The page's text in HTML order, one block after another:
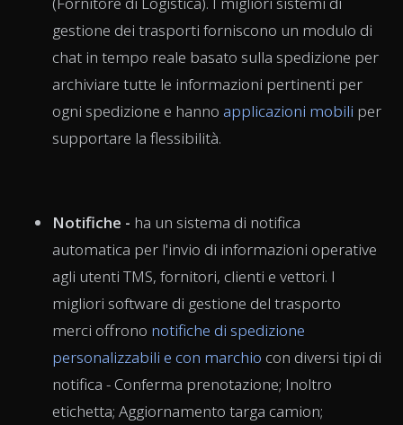
gestione dei trasporti forniscono un modulo di
chat in tempo reale basato sulla spedizione per
archiviare tutte le informazioni pertinenti per
ogni spedizione e hanno applicazioni mobili per
supportare la flessibilità.
Notifiche - ha un sistema di notifica
automatica per l'invio di informazioni operative
agli utenti TMS, fornitori, clienti e vettori. I
migliori software di gestione del trasporto
merci offrono notifiche di spedizione
personalizzabili e con marchio con diversi tipi di
notifica - Conferma prenotazione; Inoltro
etichetta; Aggiornamento targa camion;